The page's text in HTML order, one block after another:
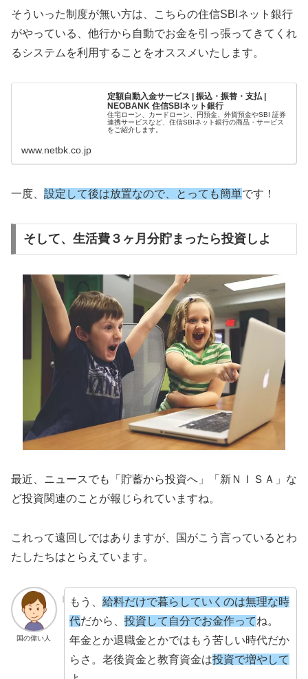
そういった制度が無い方は、こちらの住信SBIネット銀行
がやっている、他行から自動でお金を引っ張ってきてくれ
るシステムを利用することをオススメいたします。
定額自動入金サービス | 振込・振替・支払 |
NEOBANK 住信SBIネット銀行
住宅ローン、カードローン、円預金、外貨預金やSBI 証券
連携サービスなど、住信SBIネット銀行の商品・サービス
をご紹介します。
www.netbk.co.jp
一度、 設定して後は放置なので、とっても簡単です！
そして、生活費３ヶ月分貯まったら投資しよ
最近、ニュースでも「貯蓄から投資へ」「新ＮＩＳＡ」な
ど投資関連のことが報じられていますね。
これって遠回しではありますが、国がこう言っているとわ
たしたちはとらえています。
国の偉い人
もう、 給料だけで暮らしていくのは無理な時
代だから、 投資して自分でお金作ってね。
年金とか退職金とかではもう苦しい時代だか
らさ。老後資金と教育資金は投資で増やして